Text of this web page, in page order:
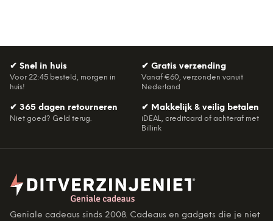
✔ Snel in huis
Voor 22:45 besteld, morgen in
huis!
✔ Gratis verzending
Vanaf €60, verzonden vanuit
Nederland
✔ 365 dagen retourneren
Niet goed? Geld terug.
✔ Makkelijk & veilig betalen
iDEAL, creditcard of achteraf met
Billink
Geniale cadeaus sinds 2008. Cadeaus en gadgets die je niet